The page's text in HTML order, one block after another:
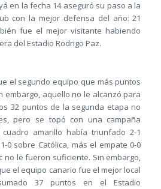
en la fecha 14 aseguró su paso a la
con la mejor defensa del año: 21
fue el mejor visitante habiendo
del Estadio Rodrigo Paz.
el segundo equipo que más puntos
embargo, aquello no le alcanzó para
32 puntos de la segunda etapa no
pero se topó con una campaña
amarillo había triunfado 2-1
0 sobre Católica, más el empate 0-0
no le fueron suficiente. Sin embargo,
el equipo canario fue el mejor local
37 puntos en el Estadio